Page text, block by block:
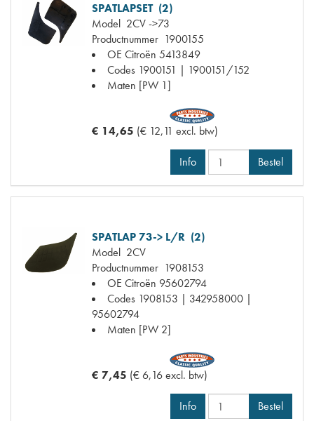
SPATLAPSET (2)
Model 2CV ->73
Productnummer 1900155
OE Citroën 5413849
Codes 1900151 | 1900151/152
Maten [PW 1]
€ 14,65 (€ 12,11 excl. btw)
Info Bestel
SPATLAP 73-> L/R (2)
Model 2CV
Productnummer 1908153
OE Citroën 95602794
Codes 1908153 | 342958000 |
95602794
Maten [PW 2]
€ 7,45 (€ 6,16 excl. btw)
Info Bestel